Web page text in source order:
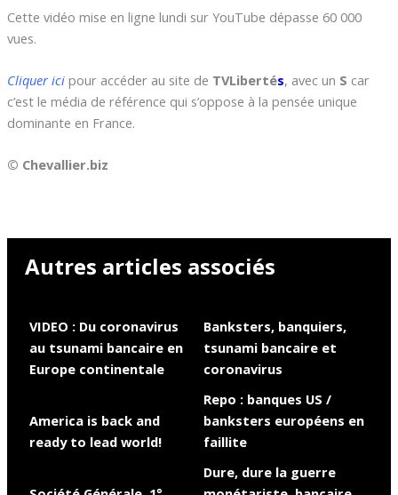
Cette vidéo mise en ligne lundi sur YouTube dépasse 60 000
vues.
Cliquer ici pour accéder au site de TVLibertés, avec un S car
c’est le média de référence qui s’oppose à la pensée unique
dominante en France.
© Chevallier.biz
Autres articles associés
VIDEO : Du coronavirus
au tsunami bancaire en
Europe continentale
Banksters, banquiers,
tsunami bancaire et
coronavirus
America is back and
ready to lead world!
Repo : banques US /
banksters européens en
faillite
Dure, dure la guerre